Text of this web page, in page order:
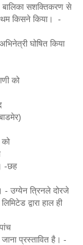
सशक्तिकरण से
किसने किया। -
घोषित किया
को
को
-छह
- उग्येन त्रिनले दोरजे
द्वारा हाल ही
प्रस्तावित है। -